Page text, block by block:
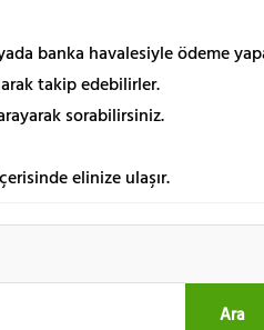
banka havalesiyle ödeme
takip edebilirler.
sorabilirsiniz.
elinize ulaşır.
Ara